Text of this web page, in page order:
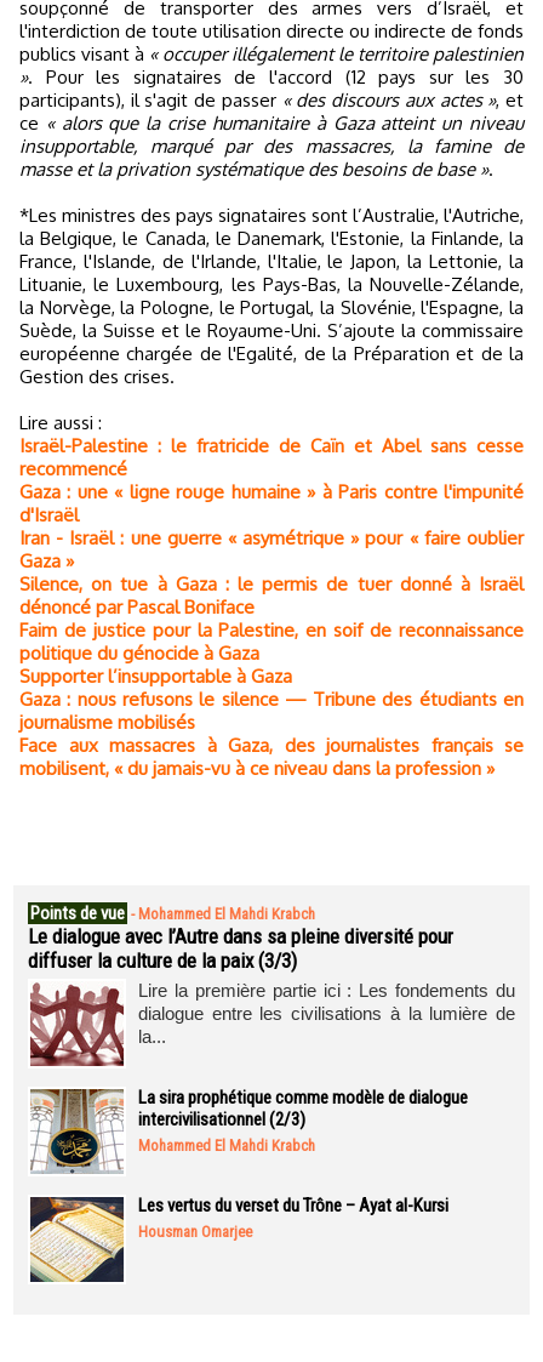
soupçonné de transporter des armes vers d’Israël, et
l'interdiction de toute utilisation directe ou indirecte de fonds
publics visant à « occuper illégalement le territoire palestinien
». Pour les signataires de l'accord (12 pays sur les 30
participants), il s'agit de passer « des discours aux actes », et
ce « alors que la crise humanitaire à Gaza atteint un niveau
insupportable, marqué par des massacres, la famine de
masse et la privation systématique des besoins de base ».
*Les ministres des pays signataires sont l’Australie, l'Autriche,
la Belgique, le Canada, le Danemark, l'Estonie, la Finlande, la
France, l'Islande, de l'Irlande, l'Italie, le Japon, la Lettonie, la
Lituanie, le Luxembourg, les Pays-Bas, la Nouvelle-Zélande,
la Norvège, la Pologne, le Portugal, la Slovénie, l'Espagne, la
Suède, la Suisse et le Royaume-Uni. S’ajoute la commissaire
européenne chargée de l'Egalité, de la Préparation et de la
Gestion des crises.
Lire aussi :
Israël-Palestine : le fratricide de Caïn et Abel sans cesse
recommencé
Gaza : une « ligne rouge humaine » à Paris contre l'impunité
d'Israël
Iran - Israël : une guerre « asymétrique » pour « faire oublier
Gaza »
Silence, on tue à Gaza : le permis de tuer donné à Israël
dénoncé par Pascal Boniface
Faim de justice pour la Palestine, en soif de reconnaissance
politique du génocide à Gaza
Supporter l’insupportable à Gaza
Gaza : nous refusons le silence — Tribune des étudiants en
journalisme mobilisés
Face aux massacres à Gaza, des journalistes français se
mobilisent, « du jamais-vu à ce niveau dans la profession »
Points de vue - Mohammed El Mahdi Krabch
Le dialogue avec l’Autre dans sa pleine diversité pour
diffuser la culture de la paix (3/3)
Lire la première partie ici : Les fondements du
dialogue entre les civilisations à la lumière de
la...
La sira prophétique comme modèle de dialogue
intercivilisationnel (2/3)
Mohammed El Mahdi Krabch
Les vertus du verset du Trône – Ayat al-Kursi
Housman Omarjee